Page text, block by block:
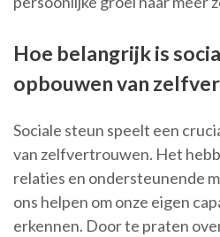
Hoe belangrijk is
opbouwen van
Sociale steun speelt een
van zelfvertrouwen. Het
relaties en ondersteunende
ons helpen om onze eigen
erkennen. Door te praten